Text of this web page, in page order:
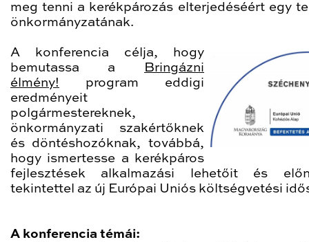
meg tenni a kerékpározás elterjedéséért egy
önkormányzatának.
A konferencia célja, hogy
bemutassa a
Bringázni
élmény!
program eddigi
eredményeit
polgármestereknek,
önkormányzati szakértőknek
és döntéshozóknak, továbbá,
hogy ismertesse a kerékpáros
fejlesztések alkalmazási lehetőit és
tekintettel az új Európai Uniós költségvetési
A konferencia témái: